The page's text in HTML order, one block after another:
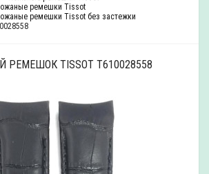
ремешки Tissot
ремешки Tissot без застежки
TISSOT T610028558